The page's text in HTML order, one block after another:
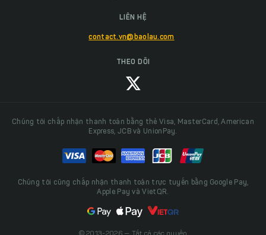
LIÊN HỆ
contact.vn@baolau.com
THEO DÕI
Chúng tôi chấp nhận thanh toán bằng thẻ Visa, MasterCard, American
Express, JCB và UnionPay.
Chúng tôi cũng chấp nhận thanh toán trực tuyến bằng Google Pay,
Apple Pay và VietQR.